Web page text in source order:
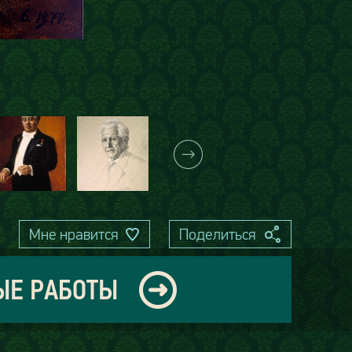
Мне нравится Поделиться
РАБОТЫ